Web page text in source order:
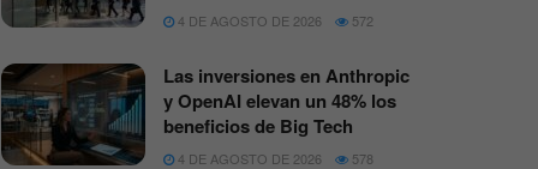
4 DE AGOSTO DE 2026 572
Las inversiones en Anthropic
y OpenAI elevan un 48% los
beneficios de Big Tech
4 DE AGOSTO DE 2026 578